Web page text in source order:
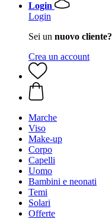
Login
Login
Sei un nuovo cliente?
Crea un account
Marche
Viso
Make-up
Corpo
Capelli
Uomo
Bambini e neonati
Temi
Solari
Offerte